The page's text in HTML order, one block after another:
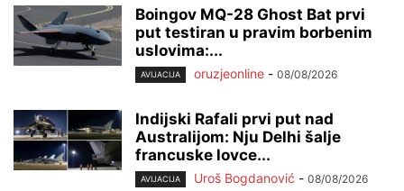
Boingov MQ-28 Ghost Bat prvi
put testiran u pravim borbenim
uslovima:...
AVIJACIJA oruzjeonline - 08/08/2026
Indijski Rafali prvi put nad
Australijom: Nju Delhi šalje
francuske lovce...
AVIJACIJA Uroš Bogdanović - 08/08/2026